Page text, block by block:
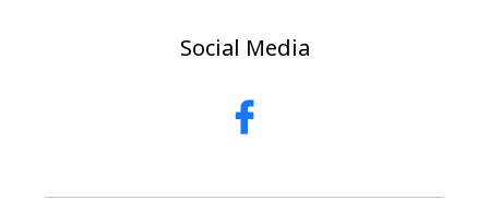
Social Media